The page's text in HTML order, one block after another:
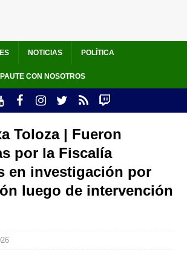
NOTICIAS POLÍTICA
PAUTE CON NOSOTROS
Toloza | Fueron
por la Fiscalía
en investigación por
luego de intervención